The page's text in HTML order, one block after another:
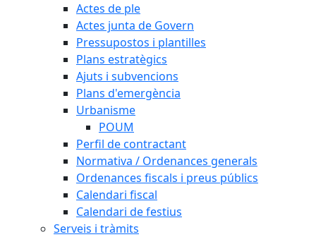
Actes de ple
Actes junta de Govern
Pressupostos i plantilles
Plans estratègics
Ajuts i subvencions
Plans d'emergència
Urbanisme
POUM
Perfil de contractant
Normativa / Ordenances generals
Ordenances fiscals i preus públics
Calendari fiscal
Calendari de festius
Serveis i tràmits